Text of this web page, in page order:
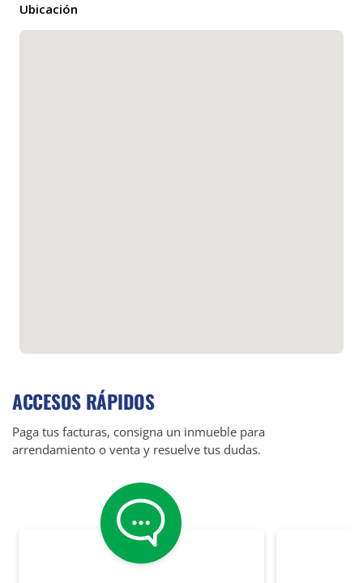
Ubicación
ACCESOS RÁPIDOS
Paga tus facturas, consigna un inmueble para
arrendamiento o venta y resuelve tus dudas.